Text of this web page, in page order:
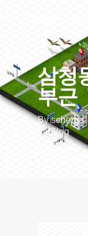
삼청
부근
Byschema
Blog